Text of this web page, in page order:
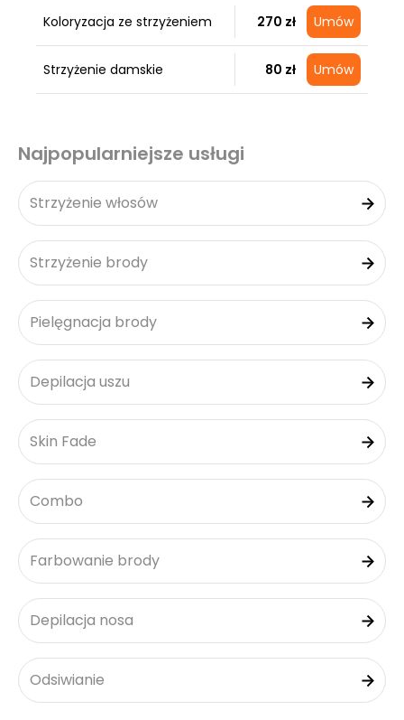
Koloryzacja ze strzyżeniem 270 zł Umów
Strzyżenie damskie 80 zł Umów
Najpopularniejsze usługi
Strzyżenie włosów
Strzyżenie brody
Pielęgnacja brody
Depilacja uszu
Skin Fade
Combo
Farbowanie brody
Depilacja nosa
Odsiwianie